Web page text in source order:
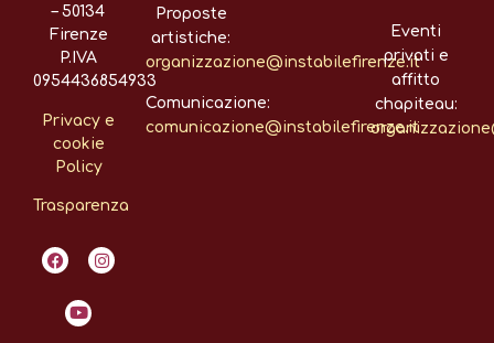
– 50134
Firenze
P.IVA
0954436854933
Privacy e
cookie
Policy
Trasparenza
Proposte
artistiche:
organizzazione@instabilefirenze.it
Comunicazione:
comunicazione@instabilefirenze.it
Eventi
privati e
affitto
chapiteau: